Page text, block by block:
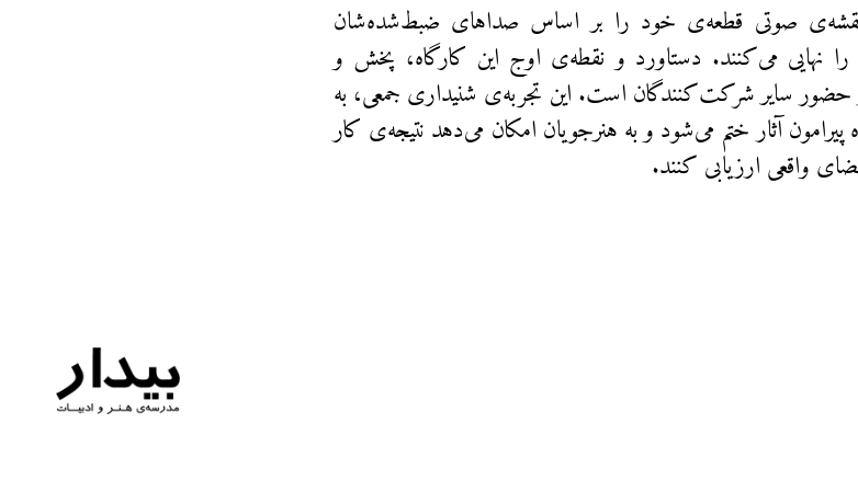
نقشه‌ی صوتی قطعه‌ی خود را بر اساس صداهای ضبط‌شده‌شان
را نهایی می‌کنند. دستاورد و نقطه‌ی اوج این کارگاه، پخش و
حضور سایر شرکت‌کنندگان است. این تجربه‌ی شنیداری جمعی، به
آثار ختم می‌شود و به هنرجویان امکان می‌دهد نتیجه‌ی کار
واقعی ارزیابی کنند.